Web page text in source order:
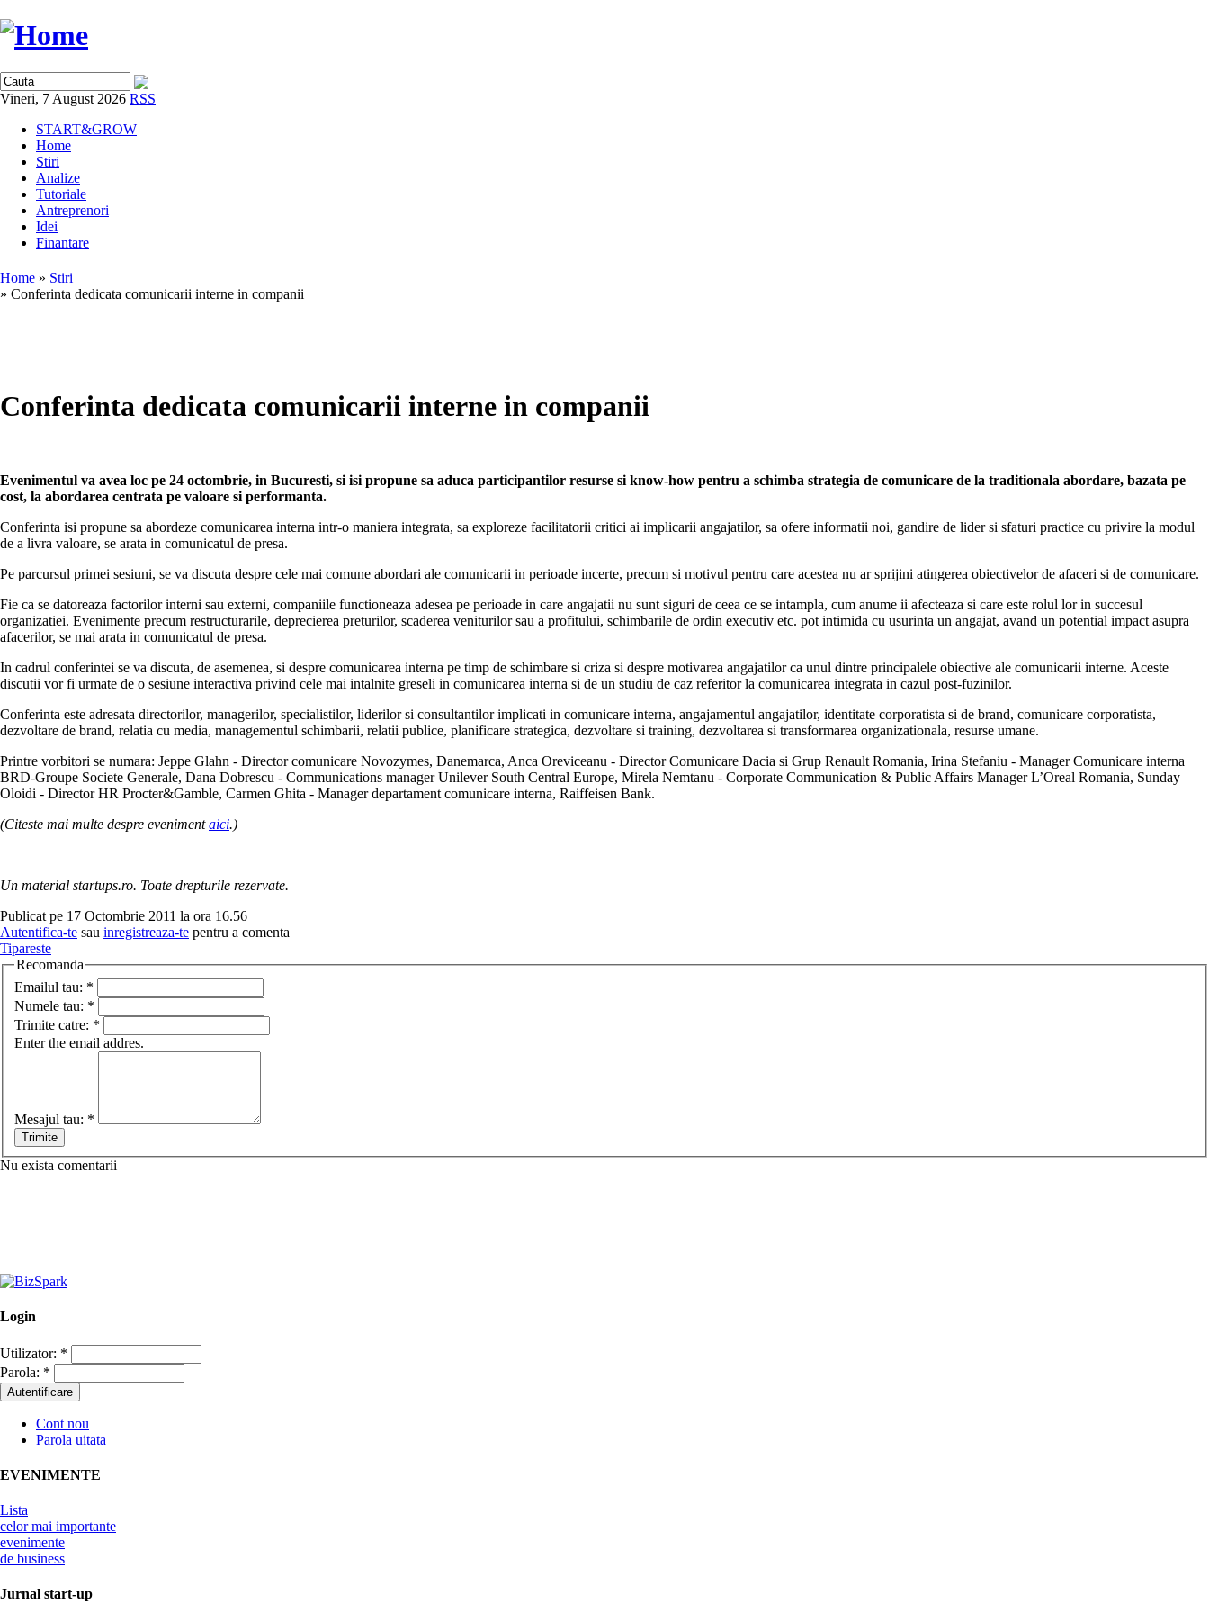
Vineri, 7 August 2026 RSS
START&GROW
Home
Stiri
Analize
Tutoriale
Antreprenori
Idei
Finantare
Home » Stiri
» Conferinta dedicata comunicarii interne in companii
Conferinta dedicata comunicarii interne in companii
Evenimentul va avea loc pe 24 octombrie, in Bucuresti, si isi propune sa aduca participantilor resurse si know-how pentru a schimba strategia de comunicare de la traditionala abordare, bazata pe
cost, la abordarea centrata pe valoare si performanta.
Conferinta isi propune sa abordeze comunicarea interna intr-o maniera integrata, sa exploreze facilitatorii critici ai implicarii angajatilor, sa ofere informatii noi, gandire de lider si sfaturi practice cu privire la modul
de a livra valoare, se arata in comunicatul de presa.
Pe parcursul primei sesiuni, se va discuta despre cele mai comune abordari ale comunicarii in perioade incerte, precum si motivul pentru care acestea nu ar sprijini atingerea obiectivelor de afaceri si de comunicare.
Fie ca se datoreaza factorilor interni sau externi, companiile functioneaza adesea pe perioade in care angajatii nu sunt siguri de ceea ce se intampla, cum anume ii afecteaza si care este rolul lor in succesul
organizatiei. Evenimente precum restructurarile, deprecierea preturilor, scaderea veniturilor sau a profitului, schimbarile de ordin executiv etc. pot intimida cu usurinta un angajat, avand un potential impact asupra
afacerilor, se mai arata in comunicatul de presa.
In cadrul conferintei se va discuta, de asemenea, si despre comunicarea interna pe timp de schimbare si criza si despre motivarea angajatilor ca unul dintre principalele obiective ale comunicarii interne. Aceste
discutii vor fi urmate de o sesiune interactiva privind cele mai intalnite greseli in comunicarea interna si de un studiu de caz referitor la comunicarea integrata in cazul post-fuzinilor.
Conferinta este adresata directorilor, managerilor, specialistilor, liderilor si consultantilor implicati in comunicare interna, angajamentul angajatilor, identitate corporatista si de brand, comunicare corporatista,
dezvoltare de brand, relatia cu media, managementul schimbarii, relatii publice, planificare strategica, dezvoltare si training, dezvoltarea si transformarea organizationala, resurse umane.
Printre vorbitori se numara: Jeppe Glahn - Director comunicare Novozymes, Danemarca, Anca Oreviceanu - Director Comunicare Dacia si Grup Renault Romania, Irina Stefaniu - Manager Comunicare interna
BRD-Groupe Societe Generale, Dana Dobrescu - Communications manager Unilever South Central Europe, Mirela Nemtanu - Corporate Communication & Public Affairs Manager L’Oreal Romania, Sunday
Oloidi - Director HR Procter&Gamble, Carmen Ghita - Manager departament comunicare interna, Raiffeisen Bank.
(Citeste mai multe despre evenimentaici.)
Un material startups.ro. Toate drepturile rezervate.
Publicat pe 17 Octombrie 2011 la ora 16.56
Autentifica-te sau inregistreaza-te pentru a comenta
Tipareste
Recomanda
Emailul tau: *
Numele tau: *
Trimite catre: *
Enter the email addres.
Mesajul tau: *
Nu exista comentarii
Login
Utilizator: *
Parola: *
Cont nou
Parola uitata
EVENIMENTE
Lista
celor mai importante
evenimente
de business
Jurnal start-up